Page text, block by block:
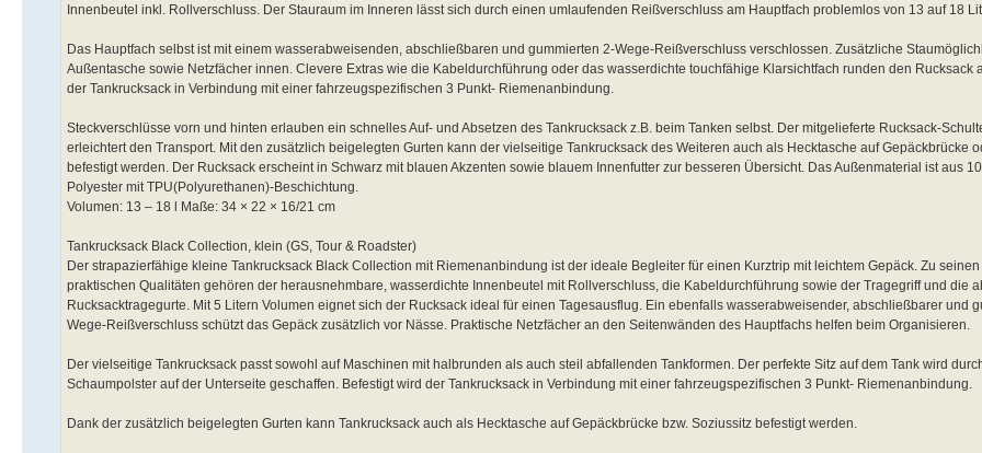
Innenbeutel inkl. Rollverschluss. Der Stauraum im Inneren lässt sich durch einen umlaufenden Reißverschluss am Hauptfach problemlos von 13 auf 18
Das Hauptfach selbst ist mit einem wasserabweisenden, abschließbaren und gummierten 2-Wege-Reißverschluss verschlossen. Zusätzliche
Außentasche sowie Netzfächer innen. Clevere Extras wie die Kabeldurchführung oder das wasserdichte touchfähige Klarsichtfach runden den Rucksack
der Tankrucksack in Verbindung mit einer fahrzeugspezifischen 3 Punkt- Riemenanbindung.
Steckverschlüsse vorn und hinten erlauben ein schnelles Auf- und Absetzen des Tankrucksack z.B. beim Tanken selbst. Der mitgelieferte Rucksack-
erleichtert den Transport. Mit den zusätzlich beigelegten Gurten kann der vielseitige Tankrucksack des Weiteren auch als Hecktasche auf Gepäckbrücke
befestigt werden. Der Rucksack erscheint in Schwarz mit blauen Akzenten sowie blauem Innenfutter zur besseren Übersicht. Das Außenmaterial ist aus
Polyester mit TPU(Polyurethanen)-Beschichtung.
Volumen: 13 – 18 l Maße: 34 × 22 × 16/21 cm
Tankrucksack Black Collection, klein (GS, Tour & Roadster)
Der strapazierfähige kleine Tankrucksack Black Collection mit Riemenanbindung ist der ideale Begleiter für einen Kurztrip mit leichtem Gepäck. Zu
praktischen Qualitäten gehören der herausnehmbare, wasserdichte Innenbeutel mit Rollverschluss, die Kabeldurchführung sowie der Tragegriff und die
Rucksacktragegurte. Mit 5 Litern Volumen eignet sich der Rucksack ideal für einen Tagesausflug. Ein ebenfalls wasserabweisender, abschließbarer und
Wege-Reißverschluss schützt das Gepäck zusätzlich vor Nässe. Praktische Netzfächer an den Seitenwänden des Hauptfachs helfen beim Organisieren.
Der vielseitige Tankrucksack passt sowohl auf Maschinen mit halbrunden als auch steil abfallenden Tankformen. Der perfekte Sitz auf dem Tank wird
Schaumpolster auf der Unterseite geschaffen. Befestigt wird der Tankrucksack in Verbindung mit einer fahrzeugspezifischen 3 Punkt- Riemenanbindung.
Dank der zusätzlich beigelegten Gurten kann Tankrucksack auch als Hecktasche auf Gepäckbrücke bzw. Soziussitz befestigt werden.